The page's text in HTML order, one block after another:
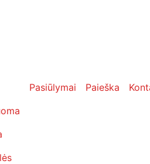
Pasiūlymai Paieška